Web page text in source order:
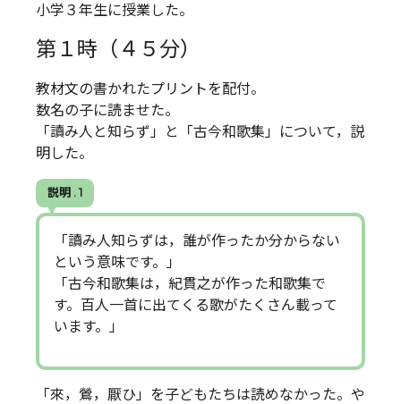
小学３年生に授業した。
第１時（４５分）
教材文の書かれたプリントを配付。
数名の子に読ませた。
「讀み人と知らず」と「古今和歌集」について，説
明した。
説明 . 1
「讀み人知らずは，誰が作ったか分からない
という意味です。」
「古今和歌集は，紀貫之が作った和歌集で
す。百人一首に出てくる歌がたくさん載って
います。」
「來，鶯，厭ひ」を子どもたちは読めなかった。や